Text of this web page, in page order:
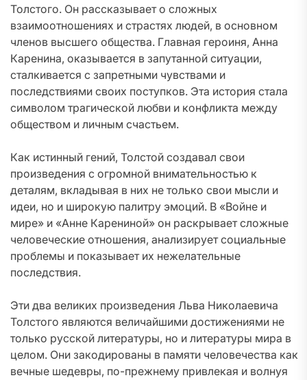
Толстого. Он рассказывает о сложных
взаимоотношениях и страстях людей, в основном
членов высшего общества. Главная героиня, Анна
Каренина, оказывается в запутанной ситуации,
сталкивается с запретными чувствами и
последствиями своих поступков. Эта история стала
символом трагической любви и конфликта между
обществом и личным счастьем.
Как истинный гений, Толстой создавал свои
произведения с огромной внимательностью к
деталям, вкладывая в них не только свои мысли и
идеи, но и широкую палитру эмоций. В «Войне и
мире» и «Анне Карениной» он раскрывает сложные
человеческие отношения, анализирует социальные
проблемы и показывает их нежелательные
последствия.
Эти два великих произведения Льва Николаевича
Толстого являются величайшими достижениями не
только русской литературы, но и литературы мира в
целом. Они закодированы в памяти человечества как
вечные шедевры, по-прежнему привлекая и волнуя